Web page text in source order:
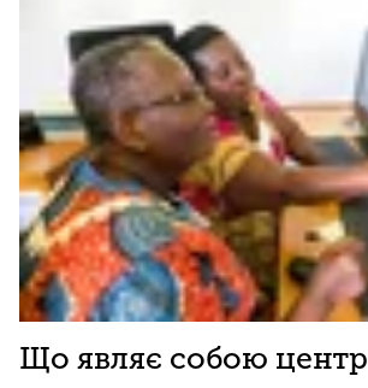
Що являє собою центр